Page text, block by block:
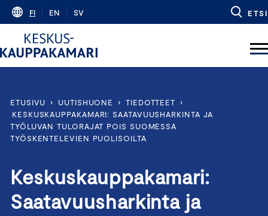
Skip
content
FI EN SV ETSI
ETUSIVU › UUTISHUONE › TIEDOTTEET
›
KESKUSKAUPPAKAMARI: SAATAVUUSHARKINTA JA
TYÖLUVAN TULORAJAT POIS SUOMESSA
TYÖSKENTELEVIEN PUOLISOILTA
Keskuskauppakamari:
Saatavuusharkinta ja